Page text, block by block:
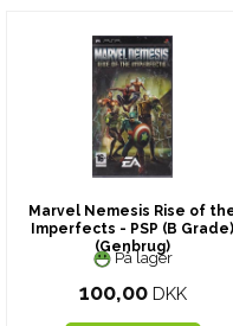
Marvel Nemesis Rise of
Imperfects - PSP (B Grade)
(Genbrug)
På lager
100,00 DKK